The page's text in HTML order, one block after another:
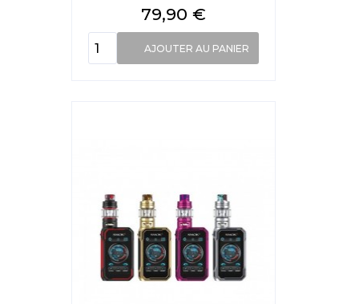
Prix
79,90 €
AJOUTER AU PANIER